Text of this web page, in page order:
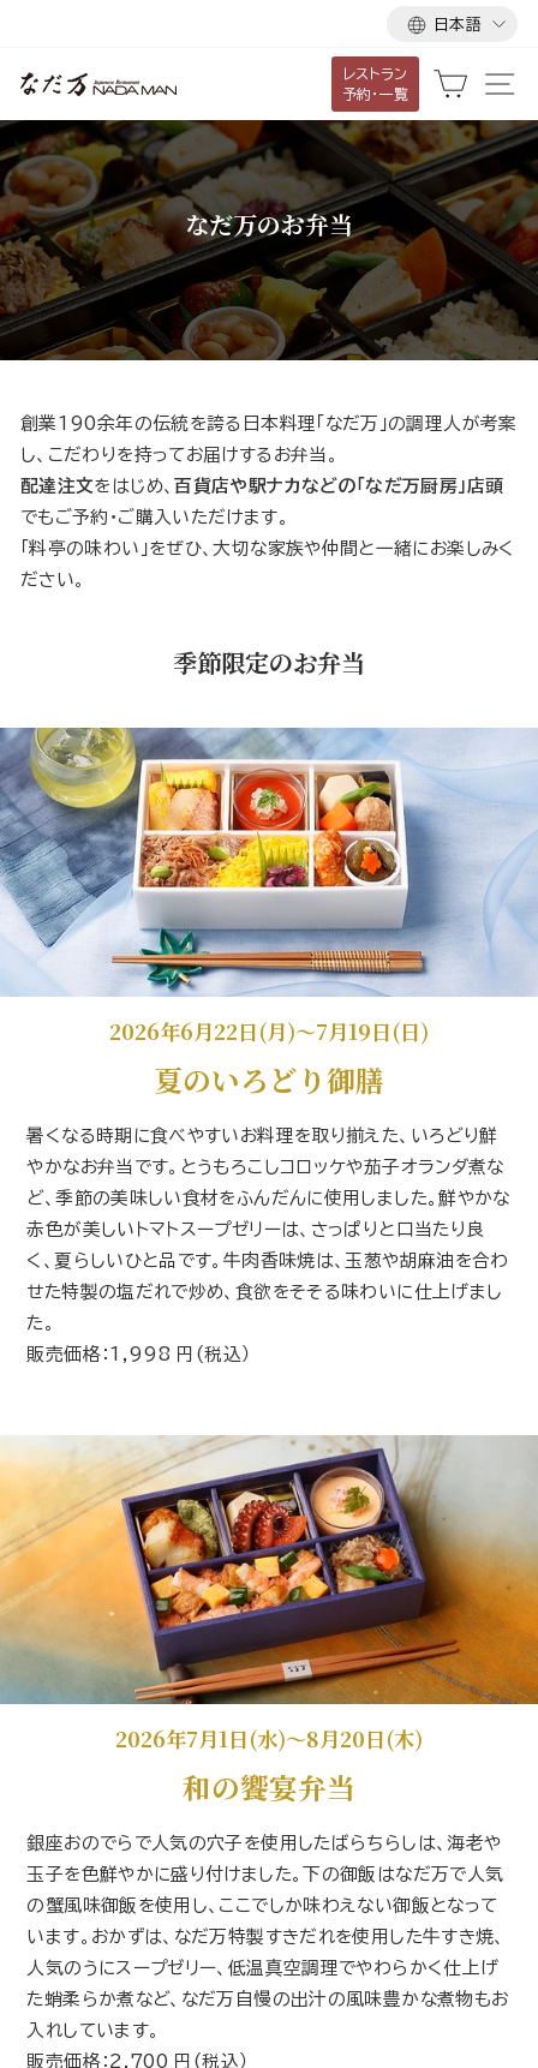
て
コ
ン
テ
ン
ツ
に
言
語
日本語
レストラン
予約・一覧
カート
なだ万のお弁当
創業190余年の伝統を誇る日本料理「なだ万」の調理人が考案
し、こだわりを持ってお届けするお弁当。
配達注文をはじめ、百貨店や駅ナカなどの「なだ万厨房」店頭
でもご予約・ご購入いただけます。
「料亭の味わい」をぜひ、大切な家族や仲間と一緒にお楽しみく
ださい。
季節限定のお弁当
2026年6月22日(月)～7月19日(日)
夏のいろどり御膳
暑くなる時期に食べやすいお料理を取り揃えた、いろどり鮮
やかなお弁当です。とうもろこしコロッケや茄子オランダ煮な
ど、季節の美味しい食材をふんだんに使用しました。鮮やかな
赤色が美しいトマトスープゼリーは、さっぱりと口当たり良
く、夏らしいひと品です。牛肉香味焼は、玉葱や胡麻油を合わ
せた特製の塩だれで炒め、食欲をそそる味わいに仕上げまし
た。
販売価格：1,998 円(税込）
2026年7月1日(水)～8月20日(木)
和の饗宴弁当
銀座おのでらで人気の穴子を使用したばらちらしは、海老や
玉子を色鮮やかに盛り付けました。下の御飯はなだ万で人気
の蟹風味御飯を使用し、ここでしか味わえない御飯となって
います。おかずは、なだ万特製すきだれを使用した牛すき焼、
人気のうにスープゼリー、低温真空調理でやわらかく仕上げ
た蛸柔らか煮など、なだ万自慢の出汁の風味豊かな煮物もお
入れしています。
販売価格：2,700 円(税込）